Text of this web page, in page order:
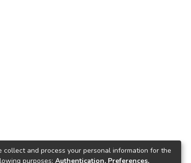
collect and process your personal information for the
purposes: Authentication, Preferences,